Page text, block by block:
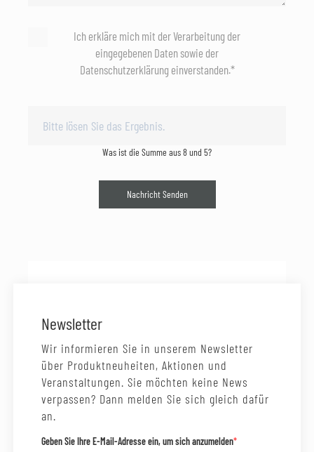
Ich erkläre mich mit der Verarbeitung der
eingegebenen Daten sowie der
Datenschutzerklärung einverstanden.*
Was ist die Summe aus 8 und 5?
Nachricht Senden
Newsletter
Wir informieren Sie in unserem Newsletter
über Produktneuheiten, Aktionen und
Veranstaltungen. Sie möchten keine News
verpassen? Dann melden Sie sich gleich dafür
an.
Geben Sie Ihre E-Mail-Adresse ein, um sich anzumelden